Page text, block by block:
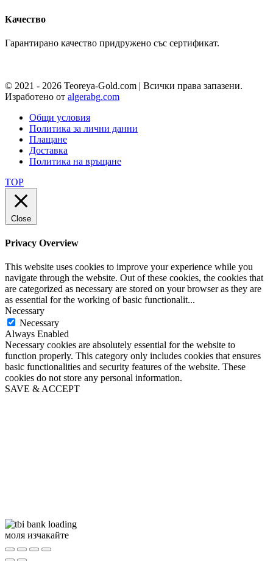
Качество
Гарантирано качество придружено със сертификат.
© 2021 - 2026 Teoreya-Gold.com | Всички права запазени.
Изработено от algerabg.com
Общи условия
Политика за лични данни
Плащане
Доставка
Политика на връщане
TOP
Close
Privacy Overview
This website uses cookies to improve your experience while you
navigate through the website. Out of these cookies, the cookies that
are categorized as necessary are stored on your browser as they are
as essential for the working of basic functionalit...
Necessary
Necessary
Always Enabled
Necessary cookies are absolutely essential for the website to
function properly. This category only includes cookies that ensures
basic functionalities and security features of the website. These
cookies do not store any personal information.
SAVE & ACCEPT
моля изчакайте